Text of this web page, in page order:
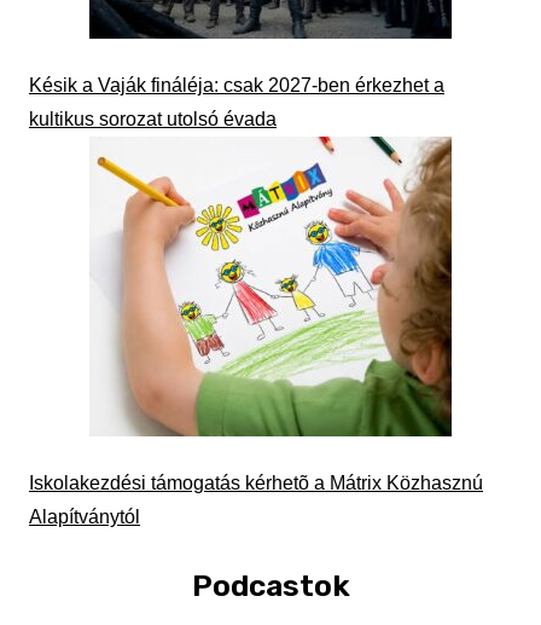
Késik a Vaják fináléja: csak 2027-ben érkezhet a
kultikus sorozat utolsó évada
Iskolakezdési támogatás kérhetõ a Mátrix Közhasznú
Alapítványtól
Podcastok